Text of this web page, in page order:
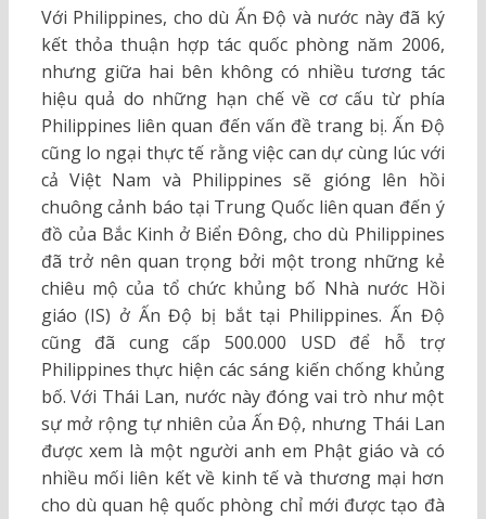
Với Philippines, cho dù Ấn Độ và nước này đã ký
kết thỏa thuận hợp tác quốc phòng năm 2006,
nhưng giữa hai bên không có nhiều tương tác
hiệu quả do những hạn chế về cơ cấu từ phía
Philippines liên quan đến vấn đề trang bị. Ấn Độ
cũng lo ngại thực tế rằng việc can dự cùng lúc với
cả Việt Nam và Philippines sẽ gióng lên hồi
chuông cảnh báo tại Trung Quốc liên quan đến ý
đồ của Bắc Kinh ở Biển Đông, cho dù Philippines
đã trở nên quan trọng bởi một trong những kẻ
chiêu mộ của tổ chức khủng bố Nhà nước Hồi
giáo (IS) ở Ấn Độ bị bắt tại Philippines. Ấn Độ
cũng đã cung cấp 500.000 USD để hỗ trợ
Philippines thực hiện các sáng kiến chống khủng
bố. Với Thái Lan, nước này đóng vai trò như một
sự mở rộng tự nhiên của Ấn Độ, nhưng Thái Lan
được xem là một người anh em Phật giáo và có
nhiều mối liên kết về kinh tế và thương mại hơn
cho dù quan hệ quốc phòng chỉ mới được tạo đà